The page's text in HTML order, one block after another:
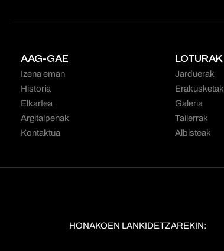
AAG-GAE
Izena eman
Historia
Elkartea
Argitalpenak
Kontaktua
LOTURAK
Jarduerak
Erakusketak
Galeria
Tailerrak
Albisteak
HONAKOEN LANKIDETZAREKIN: